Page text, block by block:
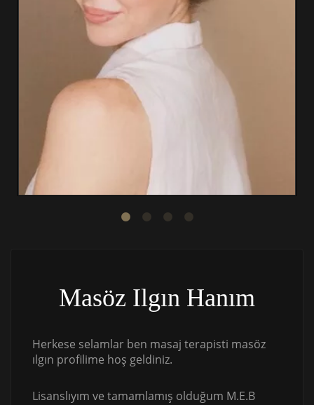
Masöz Ilgın Hanım
Herkese selamlar ben masaj terapisti masöz
ılgın profilime hoş geldiniz.
Lisanslıyım ve tamamlamış olduğum M.E.B